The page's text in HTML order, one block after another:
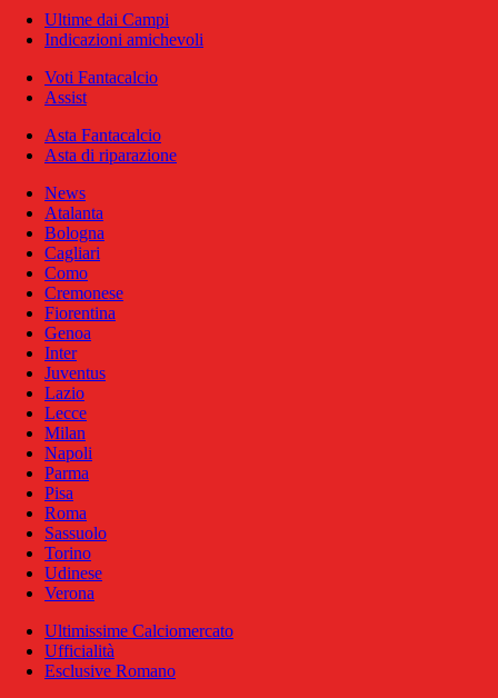
Ultime dai Campi
Indicazioni amichevoli
Voti Fantacalcio
Assist
Asta Fantacalcio
Asta di riparazione
News
Atalanta
Bologna
Cagliari
Como
Cremonese
Fiorentina
Genoa
Inter
Juventus
Lazio
Lecce
Milan
Napoli
Parma
Pisa
Roma
Sassuolo
Torino
Udinese
Verona
Ultimissime Calciomercato
Ufficialità
Esclusive Romano